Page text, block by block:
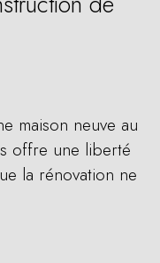
maison neuve au
offre une liberté
la rénovation ne